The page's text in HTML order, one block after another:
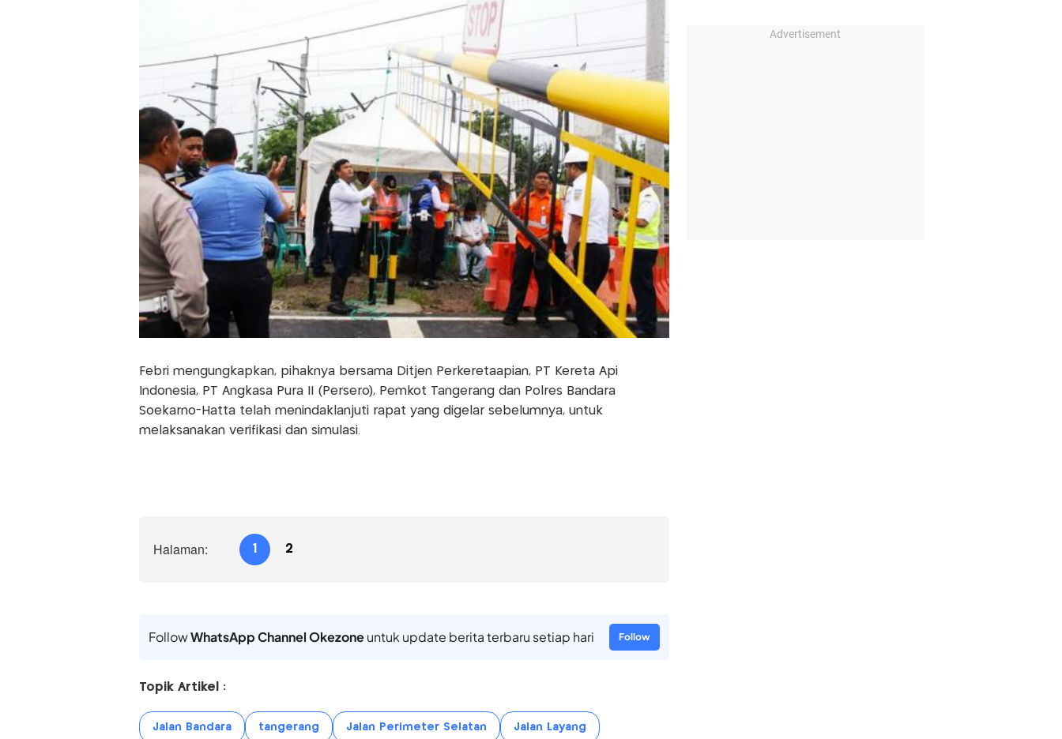
Febri mengungkapkan, pihaknya bersama Ditjen Perkeretaapian, PT Kereta Api
Indonesia, PT Angkasa Pura II (Persero), Pemkot Tangerang dan Polres Bandara
Soekarno-Hatta telah menindaklanjuti rapat yang digelar sebelumnya, untuk
melaksanakan verifikasi dan simulasi.
Halaman: 1 2
FollowWhatsApp Channel Okezoneuntuk update berita terbaru setiap hari Follow
Topik Artikel :
Jalan Bandara tangerang Jalan Perimeter Selatan Jalan Layang
Advertisement